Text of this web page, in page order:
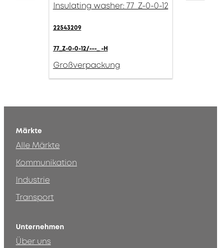
Insulating washer: 77_Z-0-0-12
22543209
77_Z-0-0-12/---_ -H
Großverpackung
Märkte
Alle Märkte
Kommunikation
Industrie
Transport
Unternehmen
Über uns